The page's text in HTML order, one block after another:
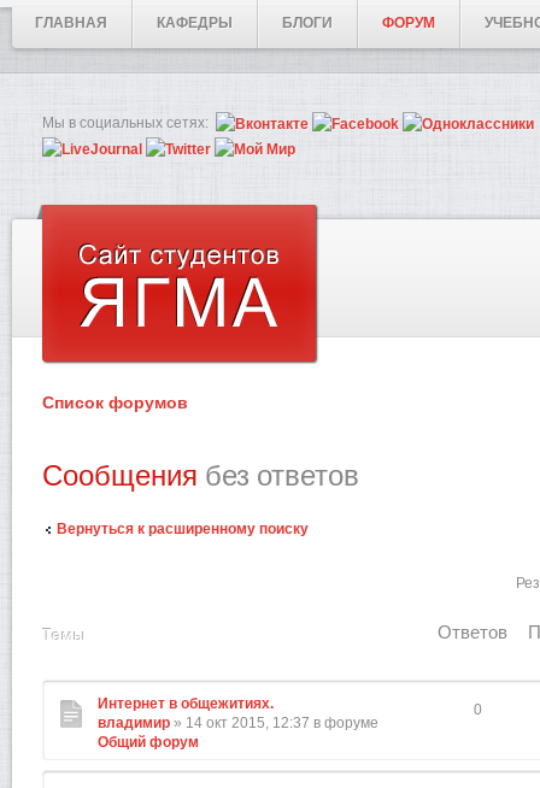
ГЛАВНАЯ КАФЕДРЫ БЛОГИ ФОРУМ
Мы в социальных сетях:
Список форумов
Сообщения без ответов
Вернуться к расширенному поиску
Темы Ответов
Интернет в общежитиях.
владимир » 14 окт 2015, 12:37 в форуме
Общий форум
0